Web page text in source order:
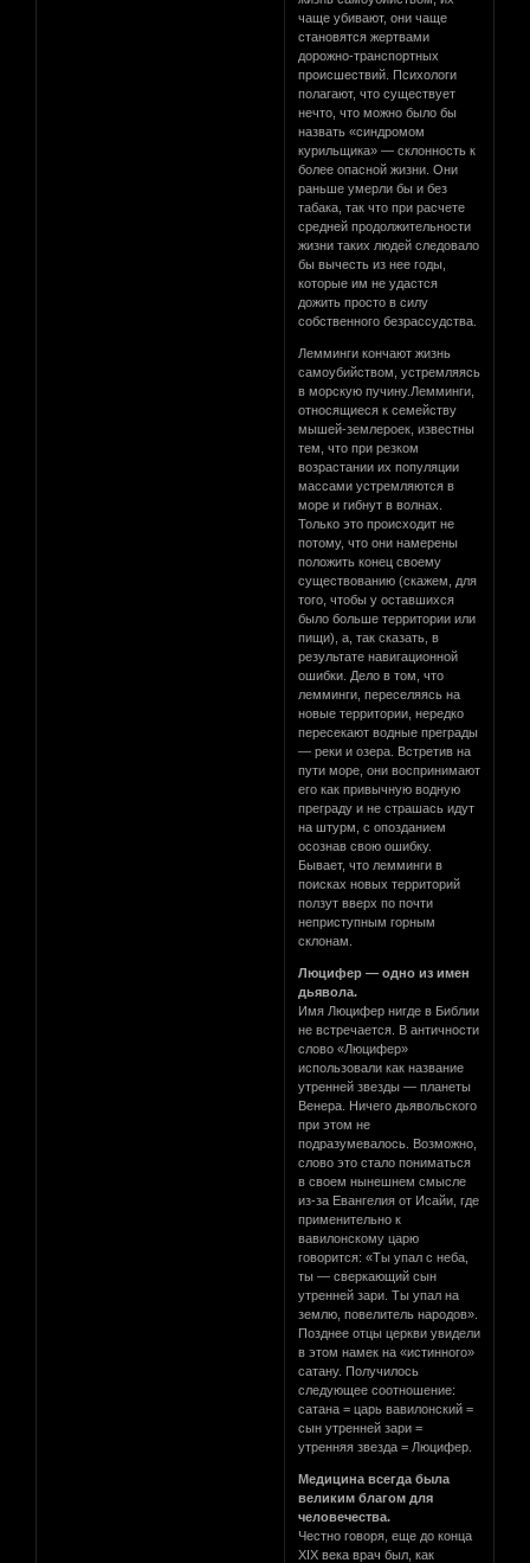
чаще убивают, они чаще
становятся жертвами
дорожно-транспортных
происшествий. Психологи
полагают, что существует
нечто, что можно было бы
назвать «синдромом
курильщика» — склонность к
более опасной жизни. Они
раньше умерли бы и без
табака, так что при расчете
средней продолжительности
жизни таких людей следовало
бы вычесть из нее годы,
которые им не удастся
дожить просто в силу
собственного безрассудства.
Лемминги кончают жизнь
самоубийством, устремляясь
в морскую пучину.Лемминги,
относящиеся к семейству
мышей-землероек, известны
тем, что при резком
возрастании их популяции
массами устремляются в
море и гибнут в волнах.
Только это происходит не
потому, что они намерены
положить конец своему
существованию (скажем, для
того, чтобы у оставшихся
было больше территории или
пищи), а, так сказать, в
результате навигационной
ошибки. Дело в том, что
лемминги, переселяясь на
новые территории, нередко
пересекают водные преграды
— реки и озера. Встретив на
пути море, они воспринимают
его как привычную водную
преграду и не страшась идут
на штурм, с опозданием
осознав свою ошибку.
Бывает, что лемминги в
поисках новых территорий
ползут вверх по почти
неприступным горным
склонам.
Люцифер — одно из имен
дьявола.
Имя Люцифер нигде в Библии
не встречается. В античности
слово «Люцифер»
использовали как название
утренней звезды — планеты
Венера. Ничего дьявольского
при этом не
подразумевалось. Возможно,
слово это стало пониматься
в своем нынешнем смысле
из-за Евангелия от Исайи, где
применительно к
вавилонскому царю
говорится: «Ты упал с неба,
ты — сверкающий сын
утренней зари. Ты упал на
землю, повелитель народов».
Позднее отцы церкви увидели
в этом намек на «истинного»
сатану. Получилось
следующее соотношение:
сатана = царь вавилонский =
сын утренней зари =
утренняя звезда = Люцифер.
Медицина всегда была
великим благом для
человечества.
Честно говоря, еще до конца
XIX века врач был, как